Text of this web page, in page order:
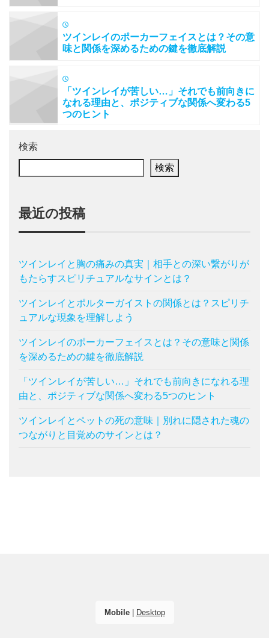
ツインレイのポーカーフェイスとは？その意
味と関係を深めるための鍵を徹底解説
「ツインレイが苦しい…」それでも前向きに
なれる理由と、ポジティブな関係へ変わる5
つのヒント
検索
検索
最近の投稿
ツインレイと胸の痛みの真実｜相手との深い繋がりが
もたらすスピリチュアルなサインとは？
ツインレイとポルターガイストの関係とは？スピリチ
ュアルな現象を理解しよう
ツインレイのポーカーフェイスとは？その意味と関係
を深めるための鍵を徹底解説
「ツインレイが苦しい…」それでも前向きになれる理
由と、ポジティブな関係へ変わる5つのヒント
ツインレイとペットの死の意味｜別れに隠された魂の
つながりと目覚めのサインとは？
Mobile| Desktop